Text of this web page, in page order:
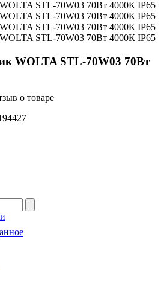
WOLTA STL-70W03 70Вт
о товаре